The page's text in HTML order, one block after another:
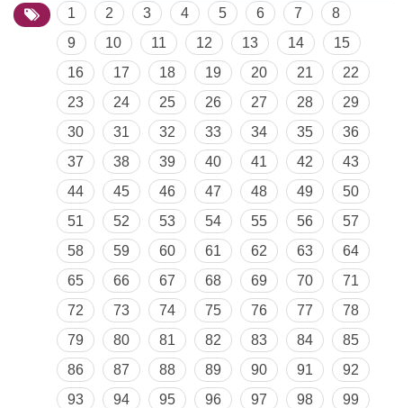
1 2 3 4 5 6 7
8
9
10 11 12 13 14
15
16
17 18 19 20 21
22
23
24 25 26 27 28
29
30
31 32 33 34 35
36
37
38 39 40 41 42
43
44
45 46 47 48 49
50
51
52 53 54 55 56
57
58
59 60 61 62 63
64
65
66 67 68 69 70
71
72
73 74 75 76 77
78
79
80 81 82 83 84
85
86
87 88 89 90 91
92
93
94 95 96 97 98
99